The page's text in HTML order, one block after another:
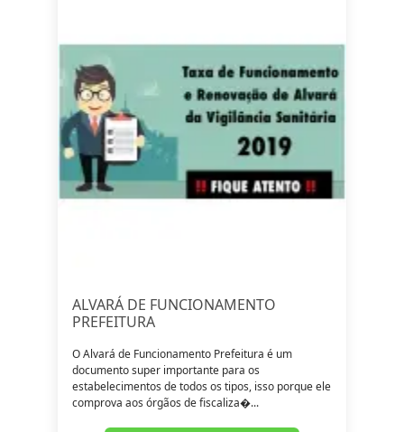
ALVARÁ DE FUNCIONAMENTO
PREFEITURA
O Alvará de Funcionamento Prefeitura é um
documento super importante para os
estabelecimentos de todos os tipos, isso porque ele
comprova aos órgãos de fiscaliza�...